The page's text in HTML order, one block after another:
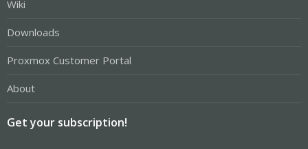
Wiki
Downloads
Proxmox Customer Portal
About
Get your subscription!